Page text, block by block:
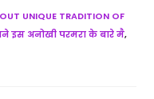
UNIQUE TRADITION OF
इस अनोखी परमरा के बारे मै,